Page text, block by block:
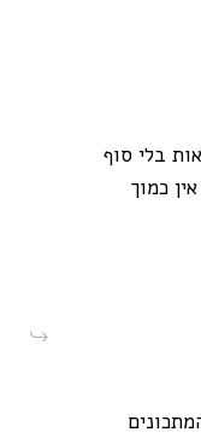
בלי סוף
כמוך